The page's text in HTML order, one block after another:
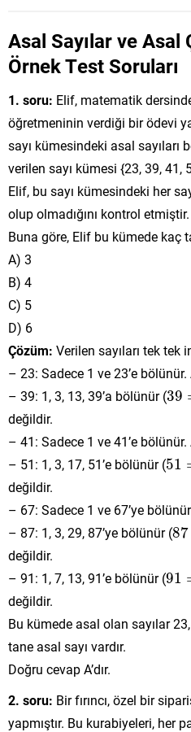
Asal Sayılar ve
Örnek Test Soruları
1. soru: Elif, matematik
öğretmeninin verdiği bir ödevi
sayı kümesindeki asal sayıları
verilen sayı kümesi {23, 39, 41,
Elif, bu sayı kümesindeki her
olup olmadığını kontrol etmiştir.
Buna göre, Elif bu kümede kaç
A) 3
B) 4
C) 5
D) 6
Çözüm: Verilen sayıları tek tek
– 23: Sadece 1 ve 23’e bölünür.
– 39: 1, 3, 13, 39’a bölünür (39
39
değildir.
– 41: Sadece 1 ve 41’e bölünür.
– 51: 1, 3, 17, 51’e bölünür (51
51
değildir.
– 67: Sadece 1 ve 67’ye
– 87: 1, 3, 29, 87’ye bölünür (87
87
değildir.
– 91: 1, 7, 13, 91’e bölünür (91
91
değildir.
Bu kümede asal olan sayılar
tane asal sayı vardır.
Doğru cevap A’dır.
2. soru: Bir fırıncı, özel bir
yapmıştır. Bu kurabiyeleri, her